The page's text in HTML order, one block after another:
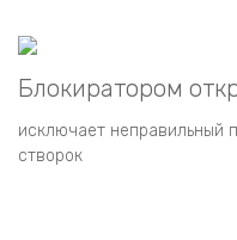
Блокиратором
исключает неправильный
створок